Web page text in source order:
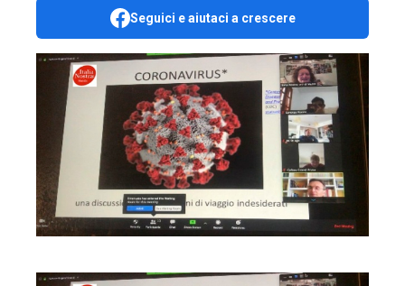
Seguici e aiutaci a crescere